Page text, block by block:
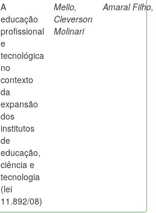
A
educação
profissional
e
tecnológica
no
contexto
da
expansão
dos
institutos
de
educação,
ciência e
tecnologia
(lei
11.892/08)
Mello,
Cleverson
Molinari
Amaral